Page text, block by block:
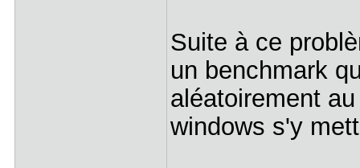
Suite à ce
un benchmark
aléatoirement
windows s'y